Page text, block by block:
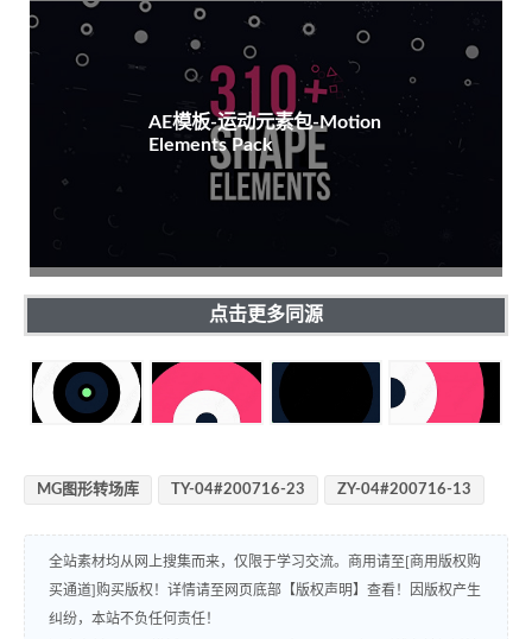
AE模板-运动元素包-Motion
Elements Pack
点击更多同源
MG图形转场库 TY-04#200716-23 ZY-04#200716-13
全站素材均从网上搜集而来，仅限于学习交流。商用请至[商用版权购
买通道]购买版权！详情请至网页底部【版权声明】查看！因版权产生
纠纷，本站不负任何责任！